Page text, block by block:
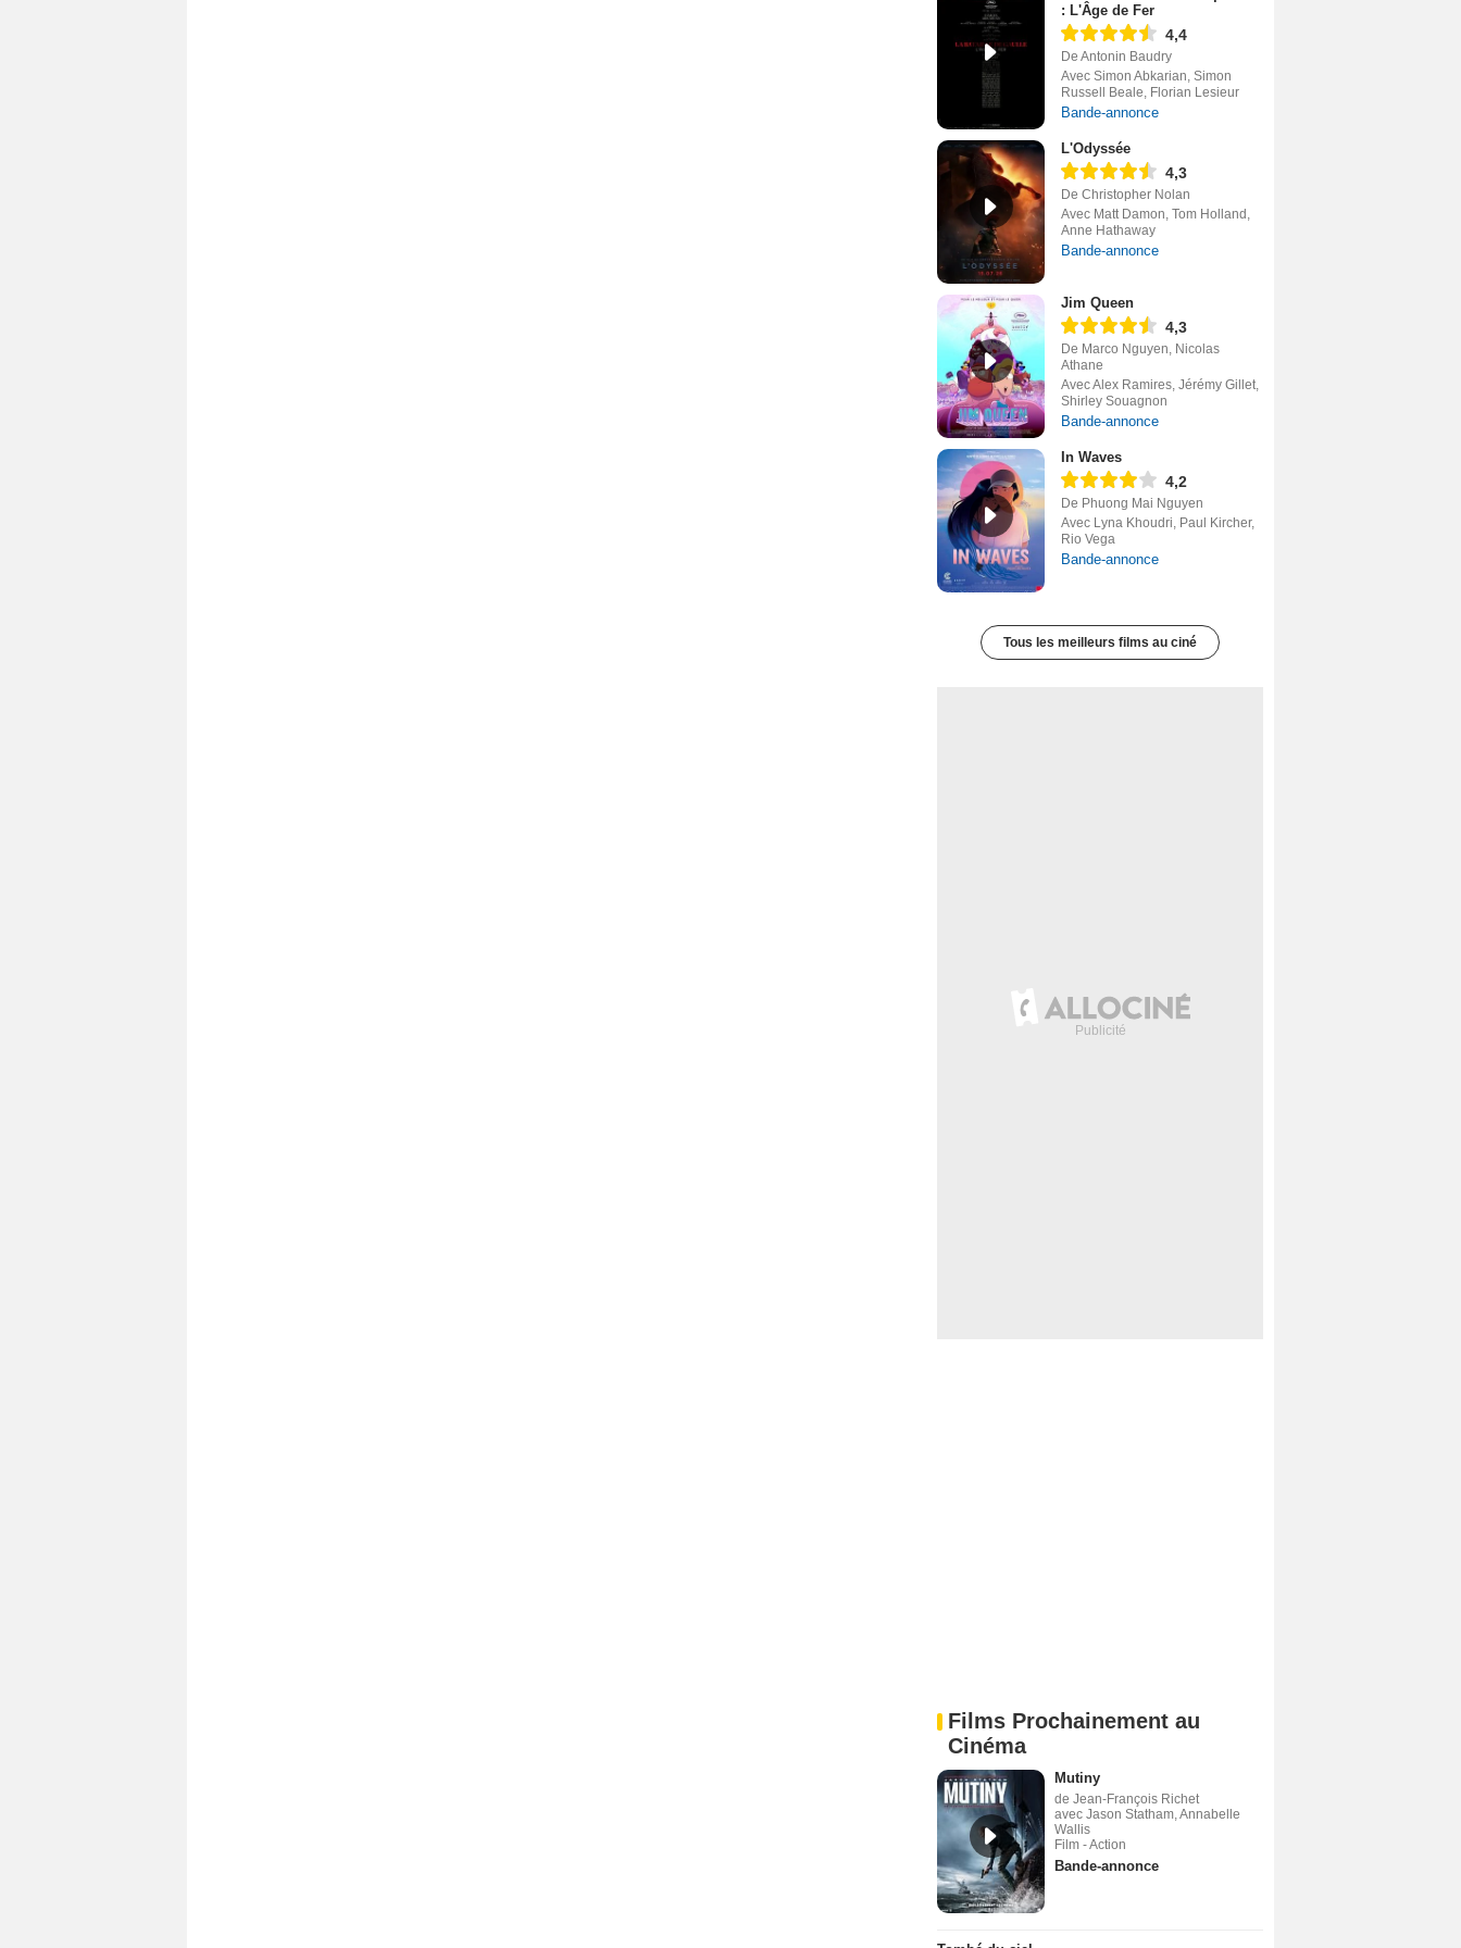
: L'Âge de Fer
4,4
De Antonin Baudry
Avec Simon Abkarian, Simon
Russell Beale, Florian Lesieur
Bande-annonce
L'Odyssée
4,3
De Christopher Nolan
Avec Matt Damon, Tom Holland,
Anne Hathaway
Bande-annonce
Jim Queen
4,3
De Marco Nguyen, Nicolas
Athane
Avec Alex Ramires, Jérémy Gillet,
Shirley Souagnon
Bande-annonce
In Waves
4,2
De Phuong Mai Nguyen
Avec Lyna Khoudri, Paul Kircher,
Rio Vega
Bande-annonce
Tous les meilleurs films au ciné
Films Prochainement au
Cinéma
Mutiny
de Jean-François Richet
avec Jason Statham, Annabelle
Wallis
Film - Action
Bande-annonce